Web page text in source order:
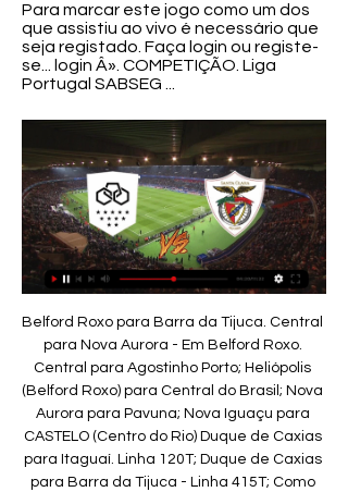
Para marcar este jogo como um dos
que assistiu ao vivo é necessário que
seja registado. Faça login ou registe-
se... login Â». COMPETIÇÃO. Liga
Portugal SABSEG ...
Belford Roxo para Barra da Tijuca. Central para Nova Aurora - Em Belford Roxo. Central para Agostinho Porto; Heliópolis (Belford Roxo) para Central do Brasil; Nova Aurora para Pavuna; Nova Iguaçu para CASTELO (Centro do Rio) Duque de Caxias para Itaguaí. Linha 120T; Duque de Caxias para Barra da Tijuca - Linha 415T; Como chegar em Nova.

Tem uma vaga sobrando! Dependendo do Campeão da Taça Corcovado, a quarta posição no geral pode levar uma equipe às semifinais do turno final na disputa pelas duas vagas de acesso: Bonsu cesso, Audax, Serra Macaense, Tigres e Barra da Tijuca.

Melhor resposta: Eu me lembro bem com foi... O Corinthians estava na Série B e estava ganhando o primeiro jogo por 3 X 0... Quase no final o Enílton marcou um gol e na saída do gramado o Carlinhos Bala falou para quem quisesse ouvir em todas as emissoras de rádio e …

Santa Clara x Länk Vilaverdense - Record Jogos em Direto Pts, J, V, E, D, G. 1º Santa Clara, 42, 19, 12, 6, 1, 27/10. 2º AVS SAD, 40, 19, 13, 1, 5, 29/18. 3º Nacional, 37, 19, 11, 4, 4, 36/20. 4º Marítimo, 31, 19 ...

EC São Bernardo. Esporte Clube São Bernardo. Grêmio Osasco. Grêmio Esportivo Osasco Ltda. Monte Azul. Atlético Monte. Primavera. Esporte Clube Primavera. Rio Preto. Rio Preto Esporte Clube. São Carlos. São Carlos Futebol Ltda. Taboão da Serra. Clube Atlético Taboão da Serra. Velo Clube. Associação Esportiva Velo Clube Rioclarense.

O Santa Cruz oficializou, na manhã desta quinta-feira(30), mais um reforço para a sequência da Série C do Campeonato Brasileiro. O volante experiente Marcelo Mattos é o primeiro jogador contratado com o aval do técnico Milton Mendes. Eles estiveram juntos no …

Uncategorized ao vivo, Campeonato Brasileiro Série A, Campeonato Brasileiro Série B, Campeonato Francês, Campeonato Paulista Série A2, Ciclismo Tour de Romandie (etapa 1), Copa do Nordeste (Seletiva), Copa Sul-Americana, Internet, jogos, Liga dos Campeões da Concacaf, Liga dos Campeões da UEFA, MLB, NHL,

Vilaverdense Santa Clara ao vivo | Segunda Liga há 1 dia — Acompanha ao vivo o Vilaverdense Santa Clara, 2 fevereiro 2024. Livescores, jogadores titulares e estatísticas em direto.

O presidente do Zimbábue, Robert Mugabe, tem enviado secretamente armas para o presidente da Costa do Marfim, Laurent Gbagbo, apesar dos pedidos internacionais para que Gbagbo deixe o poder. Uma aeronave Antonov An-22 avião de carga com a matrícula de Angola transporto tonelada de armas de Harare para Gbagbo durante o Natal e o ano novo, segundo as fontes de inteligência na capital do.

Num tempo de congelamento das verbas para atividades culturais, e numa sala sem aquecimento, recorremos a algumas peças da coleção para expor algo que não se vê: o frio sente-se, vive-se, combate-se, no verão, procura-se.

Vilaverdense FC vs Santa Clara Sobre o jogo. Vilaverdense FC está a jogar em casa contra Santa Clara no dia Fri, Feb 2, 2024, 18:45 UTC. Este é o Round 20 do Liga Portugal 2.

Aposte em Futebol, na competição Eslovénia - Taça na Betclic. Consulte as nossas cotas competitivas, todas as estatísticas e resultados em tempo real!

Mais sobre a Seleção Feminina Sub-20. Ex-treinador do agora extinto time feminino do Sport Club do Recife, Jonas foi anunciado como técnico da Seleção Feminina Sub 20 no mesmo dia em que a Confederação Brasileira de Futebol (CBF) apresentou Pia Sundhage. Ao lado de Jonas está Jéssica Lima, ex-jogadora do Rio Preto (SP) como auxiliar.

América MG x Cruzeiro ao vivo: saiba como. Para quem quiser assistir ao vivo a melhor forma é o site Live FC via streaming. Ele oferece todas as transmissões dos jogos. No entanto, esse serviço não é gratuito. A mensalidade custa cerca R$ 14,90. No entanto, você pode assistir por até quinze dias as transmissões de maneira gratuita.

Roque Júnior já completou um mês no comando técnico do XV de Piracicaba equipe que vai disputar a 1ª divisão do Campeonato Paulista. Após as primeiras semanas de treinos em Piracicaba, o elenco já com quase todos os reforços à disposição, saiu para uma semana de pré-temporada em Atibaia, região de montanhas próximo da capital.

A Ponte Preta entra em campo às 21h30 na. o adversário é o Vila Nova e, se vencer, a Ponte vai a 34 pontos e se mantém colada no G4. “Queremos resgatar nossa força dentro do Moisés. a Voz da Macaca, em FM 96,5 ou FM 98,3, bem como conferir a transmissão no canal do Youtube da PonTV. Outras Notícias. 12/09/2019. Fora dos planos.

A terceira rodada do Campeonato Paulista começa hoje, com Linense e São Caetano entrando em campo às 17h00. CORINTHIANS x FERROVIÁRIA – 19h30. O Corinthians estreou na temporada com uma derrota para a Ponte Preta. Mas, na rodada passada, a equipe goleou o São Caetano e busca criar uma sequência de vitórias.

UD Oliveirense Ovarense Basquetebol em directo: descubra e siga o resultado do jogo UD Oliveirense Ovarense Basquetebol ao vivo graças ao nosso livescore. Jogo de LPB, Playoffs jogado a 25/05/19 20:30

São Paulo x Bahia ao vivo - Transmissão na TV - Horário 19/05/2019. Visitar. SAO PAULO X BAHIA AO VIVO IMAGEM HD | BRASILEIRÃO SÉRIE A 19/05/2019. São Paulo x Bahia AO VIVO 19/05/2019 Brasileirão Assistir São Paulo x Bahia ao vivo, São Paulo x Bahia online.

Eduardo Francisco Silva Vieira 19/12/2001 Jogador sub 19 do Grupo Desportivo Estoril Praia Campeonato Nacional de Juniores A 1 Divisão 19/20. Eduardo Francisco Silva Vieira 19/12/2001 Jogador sub 19 do Grupo Desportivo Estoril Praia Campeonato Nacional de Juniores A 1 Divisão 19/20. Skip navigation Sign in.

Bola rolando: saiba as partidas com transmissão ao vivo na TV no meio de semana. Destaque para os jogos válidos pelas eliminatórias da Copa do Mundo, além da Série B do Brasileiro, final da Primeira Liga e Major League Soccer . Por GloboEsporte.com — Rio de Janeiro.

Vilaverdense - Santa Clara, Liga 2 - Portugal - Jogo Live Jogo Vilaverdense - Santa Clara, Liga 2 - Portugal. live jogo.

Assistir Vilaverdense x Santa Clara Ao Vivo - 02/02/2024 dentro de 5 horas — Saiba onde assistir Vilaverdense x Santa Clara - 2ª Divisão de Portugal e fique por dentro da transmissão ao vivo online e gratuita desta ...

Araraquara, SP, 08 (AFI) - Com uma grande atuação de Léo Castro, a Ferroviária manteve os 100% de aproveitamento na Copa Paulista, ao bater o Linense, por 3 a 0, na tarde deste sábado. Em duela realizado na Arena da Fonte Luminosa e válido pela 2ª rodada, a primeira fase da competição, a

ᐉ Länk FC Vilaverdense x Santa Clara Streaming Ao Vivo, Como assistir Länk FC Vilaverdense x Santa Clara em streaming ao vivo. ✓ Previsões, mata-mata, estatísticas e placar ao vivo. LigaPro 02/02/2024.

ISA Show SP - 13º Congresso Internacional e Exposição Sul-Americana de Automação, Sistemas e Instrumentação Quando: de 10 a 12 de novembro Local: Expo Center Norte – Centro de Convenções, em São Paulo. Horário: das 13h00 às 20h00 Os visitantes do evento poderão conhecer as soluções Siemens no estande da empresa, rua F, estande F04.

À passagem do minuto 65 da partida entre Marítimo e Belenenses SAD, a contar para a 5.ª jornada da I Liga, um cão ‘infiltrou-se’ em pleno relvado do reduto insular e acabou por arrancar muitas gargalhadas aos adeptos presentes nas bancadas, mas também a quem assistia ao jogo por transmissão televisiva.O jogo acabou por ser.

A revista Saber Viver é uma revista destinada ás mulheres que se querem descobrir e viver bem à sua maneira! Uma marca Portuguesa para a ajudar a ser mais saudável e feliz! Com os mesmos objetivos e visões, a revista Saber Viver juntou-se a nós, ISWARI, para transmitir e espalhar saúde por todos!

Caro LAeB, Que o momento por que passa o FC Porto não é nada tranquilizador, é por demais evidente. Que a lesão de última hora de Marcano acrescenta mais um problema, que se dispensava naturalmente, obrigando por certo José Peseiro a reformular os planos ou estratégia, como queiram, para o jogo, também entendo que sim.

Relato: Vilaverdense FC - Santa Clara em Direto dentro de 5 horas — Ouvir o relato Vilaverdense FC - Santa Clara Rádios para escutar o relato do jogo ao vivo: Golo FM. Ouvir ao vivo. Jogos anteriores. Santa ...

Água Santa U20 vs. São Bernardo U20 - 20 June 2018 - Soccerway. Bahasa - Indonesia; Chinese (simplified) Deutsch; English - Australia; English - Canada; English - Ghana;. U20 World Cup; Euro U21 Champ; View all. Youth; National; U20 World Cup; U17 World Cup; UEFA U21 Championship; UEFA U19 Championship; Sudamericano U20; Club;

Assistir Vitória Setúbal x Rio Ave Ao Vivo 18/05/19, Vitória Setúbal e Rio Ave Online, Assistir Vitória Setúbal x Rio Ave Ao Vivo Online, Watch Vitória Setúbal x Rio Ave Live Stream, Assistir Vitória Setúbal x Rio Ave, Campeonato Português - Primeira Liga Online Grátis.

Sub-20: Hortolândia Futsal joga em casa e vence o Taboão da Serra. com doze pontos, mesmo número de pontos que o quarto colocado, A.D.C. São Bernardo. O Jogo Precisando do resultado, após vim de derrota na última rodada para o Primeiro de Maio,. O resultado negativo deixou o Taboão Da Serra na vice-lanterna do torneio,.

JOGO FC Vilaverdense x Santa Clara Assista online pela internet os jogos do FC Vilaverdense ao vivo e Santa Clara no Futebol Play HD - Ver Jogos De Hoje Futebol Em Directo Grátis. Assista ao ...

Início > Relógios de Times > Relógio parede Sport Recife grande 41 cm. Relógio parede Sport Recife grande 41 cm. R$129,00.. Relógio de parede do Corinthians 47 cm. R$74,90 R$64,90 3 x de R$21,63 sem juros. Espiar. Relógio parede Atlético MG. R$. Rua Moricoca 140 B São Paulo -SP; Permaneça conectado.

O sub-15 foi goleado pelo São Bernardo (4 a 1). Neres, Araújo e Murilo (duas vezes) marcaram para o visitante. O gol maqueano saiu nos minutos finais de partida com Diogo. Na outra partida do grupo, o Red Bull, próximo adversário do Maquinho (dia 5, em Campinas), venceu fora de casa o Taboão da Serra pelo mesmo placar.

O 1º de Agosto conserva a liderança da tabela classificativa, ao vencer o Santa Rita por 0-1, em jogo a contar para a 19ª jornada. O 1º de Agosto c